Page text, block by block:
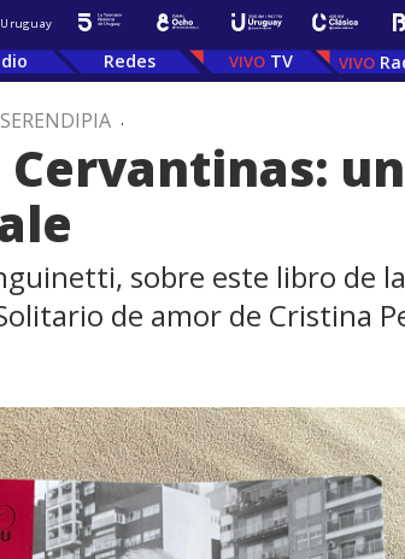
Redes TV
SERENDIPIA .
Cervantinas:
sobre este libro de
de amor de Cristina